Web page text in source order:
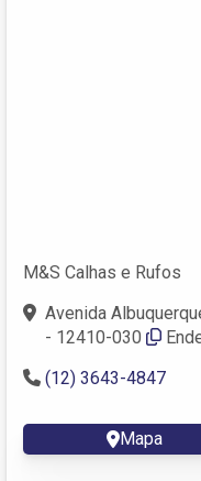
M&S Calhas e Rufos
Avenida
- 12410-030
(12) 3643-4847
Mapa